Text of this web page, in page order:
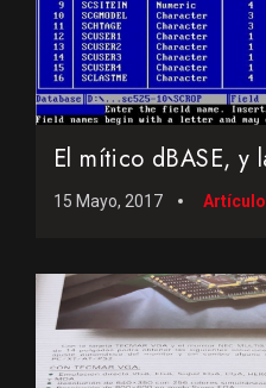
15 Mayo, 2017 Artículo